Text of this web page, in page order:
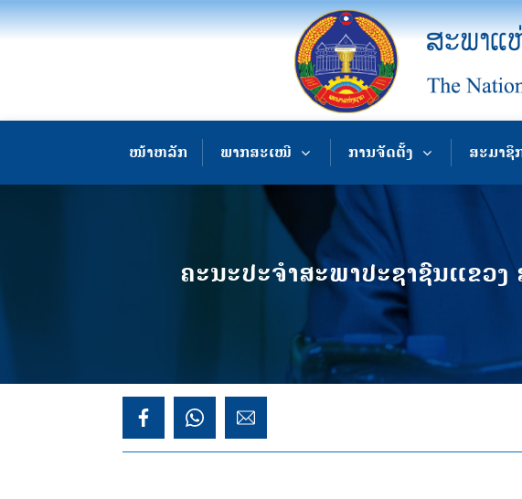
ໜ້າຫລັກ ພາກສະເໜີ ການຈັດຕັ້ງ ສະມາຊິ
ຄະນະປະຈຳສະພາປະຊາຊົນແຂວງ